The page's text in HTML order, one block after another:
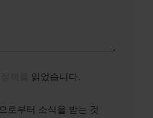
읽었습니다.
로부터 소식을 받는 것